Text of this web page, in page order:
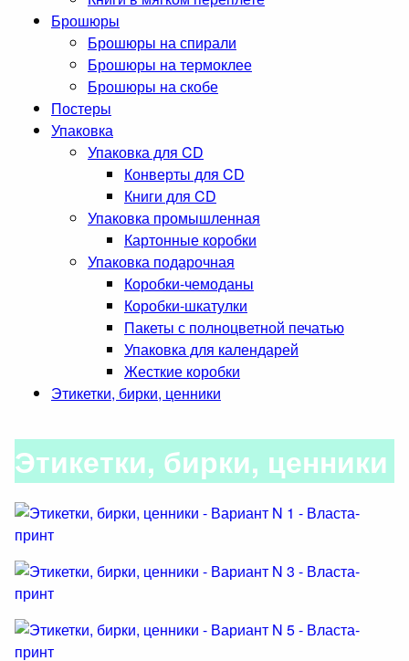
Брошюры
Брошюры на спирали
Брошюры на термоклее
Брошюры на скобе
Постеры
Упаковка
Упаковка для CD
Конверты для CD
Книги для CD
Упаковка промышленная
Картонные коробки
Упаковка подарочная
Коробки-чемоданы
Коробки-шкатулки
Пакеты с полноцветной печатью
Упаковка для календарей
Жесткие коробки
Этикетки, бирки, ценники
Этикетки, бирки, ценники